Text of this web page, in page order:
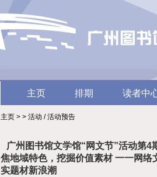
主页 排期 读者中
主页 > > 活动 / 活动预告
广州图书馆文学馆“网文节”活动第4
焦地域特色，挖掘价值素材 一一网络
实题材新浪潮